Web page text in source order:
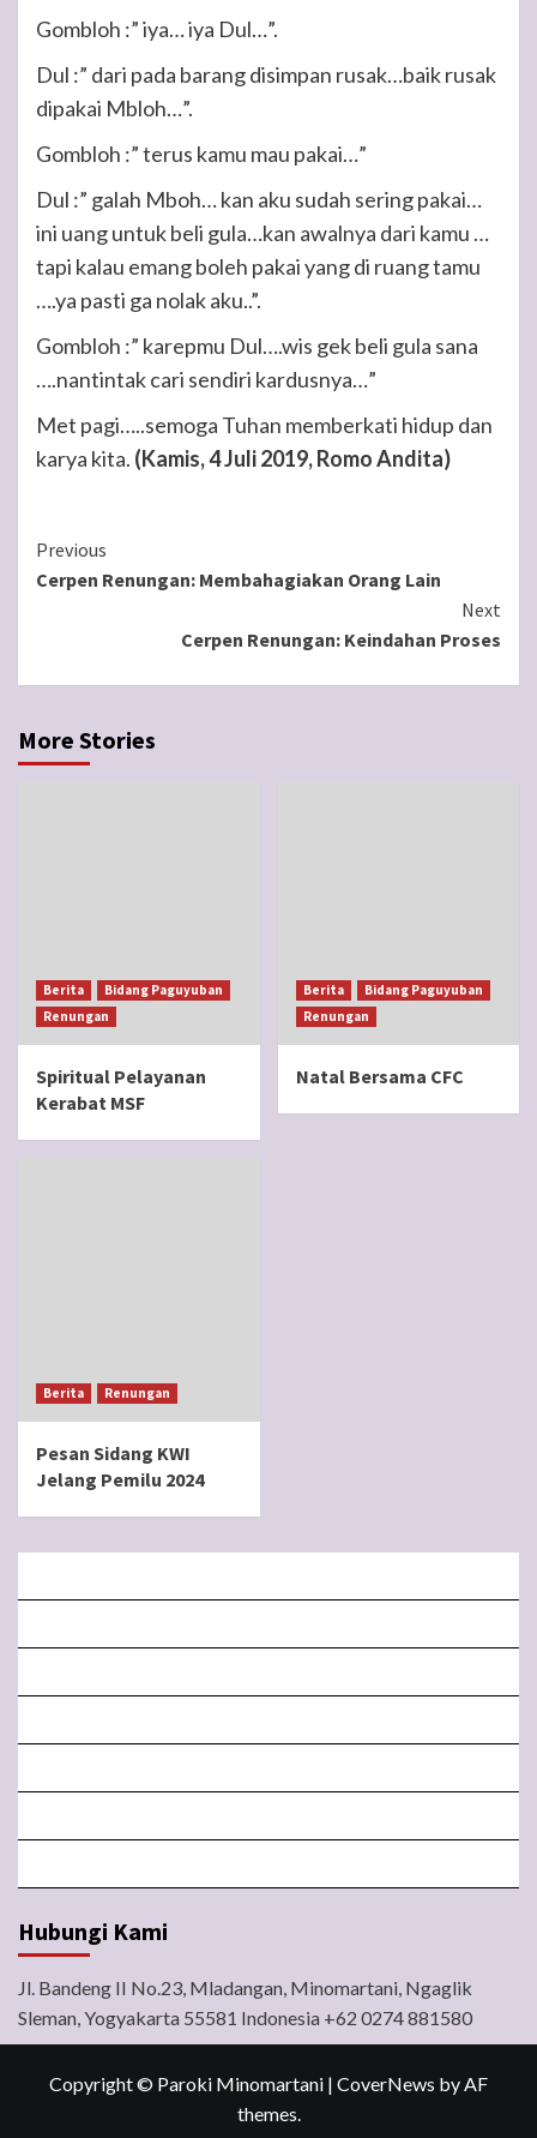
Gombloh :” iya… iya Dul…”.
Dul :” dari pada barang disimpan rusak…baik rusak
dipakai Mbloh…”.
Gombloh :” terus kamu mau pakai…”
Dul :” galah Mboh… kan aku sudah sering pakai…
ini uang untuk beli gula…kan awalnya dari kamu …
tapi kalau emang boleh pakai yang di ruang tamu
….ya pasti ga nolak aku..”.
Gombloh :” karepmu Dul….wis gek beli gula sana
….nantintak cari sendiri kardusnya…”
Met pagi…..semoga Tuhan memberkati hidup dan
karya kita. (Kamis, 4 Juli 2019, Romo Andita)
Continue
Reading
Previous
Cerpen Renungan: Membahagiakan Orang Lain
Next
Cerpen Renungan: Keindahan Proses
More Stories
Berita
Bidang Paguyuban
Renungan
Spiritual Pelayanan
Kerabat MSF
Berita
Bidang Paguyuban
Renungan
Natal Bersama CFC
Berita Renungan
Pesan Sidang KWI
Jelang Pemilu 2024
Hubungi Kami
Jl. Bandeng II No.23, Mladangan, Minomartani, Ngaglik
Sleman, Yogyakarta 55581 Indonesia +62 0274 881580
Copyright © Paroki Minomartani | CoverNews by AF
themes.